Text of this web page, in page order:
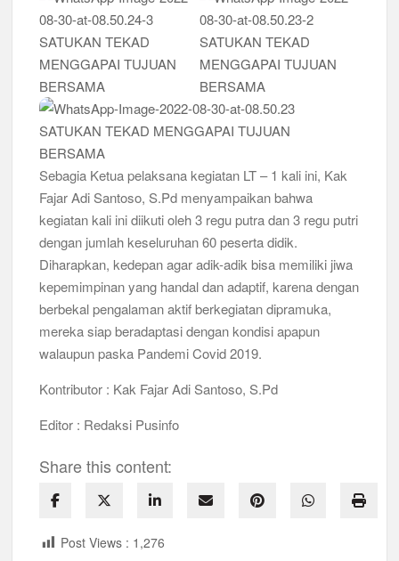
Sebagia Ketua pelaksana kegiatan LT – 1 kali ini, Kak
Fajar Adi Santoso, S.Pd menyampaikan bahwa
kegiatan kali ini diikuti oleh 3 regu putra dan 3 regu putri
dengan jumlah keseluruhan 60 peserta didik.
Diharapkan, kedepan agar adik-adik bisa memiliki jiwa
kepemimpinan yang handal dan adaptif, karena dengan
berbekal pengalaman aktif berkegiatan dipramuka,
mereka siap beradaptasi dengan kondisi apapun
walaupun paska Pandemi Covid 2019.
Kontributor : Kak Fajar Adi Santoso, S.Pd
Editor : Redaksi Pusinfo
Share this content:
Post Views : 1,276